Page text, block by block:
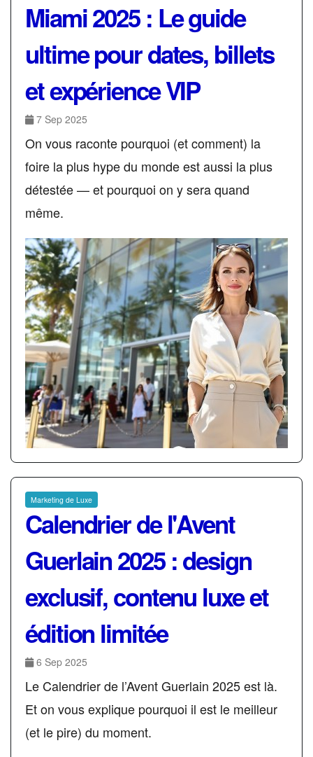
Miami 2025 : Le guide
ultime pour dates, billets
et expérience VIP
7 Sep 2025
On vous raconte pourquoi (et comment) la
foire la plus hype du monde est aussi la plus
détestée — et pourquoi on y sera quand
même.
Marketing de Luxe
Calendrier de l'Avent
Guerlain 2025 : design
exclusif, contenu luxe et
édition limitée
6 Sep 2025
Le Calendrier de l’Avent Guerlain 2025 est là.
Et on vous explique pourquoi il est le meilleur
(et le pire) du moment.